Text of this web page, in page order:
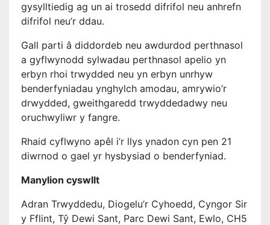
gysylltiedig ag un ai trosedd difrifol neu anhrefn
difrifol neu’r ddau.
Gall parti â diddordeb neu awdurdod perthnasol
a gyflwynodd sylwadau perthnasol apelio yn
erbyn rhoi trwydded neu yn erbyn unrhyw
benderfyniadau ynghylch amodau, amrywio’r
drwydded, gweithgaredd trwyddedadwy neu
oruchwyliwr y fangre.
Rhaid cyflwyno apêl i’r llys ynadon cyn pen 21
diwrnod o gael yr hysbysiad o benderfyniad.
Manylion cyswllt
Adran Trwyddedu, Diogelu’r Cyhoedd, Cyngor Sir
y Fflint, Tŷ Dewi Sant, Parc Dewi Sant, Ewlo, CH5